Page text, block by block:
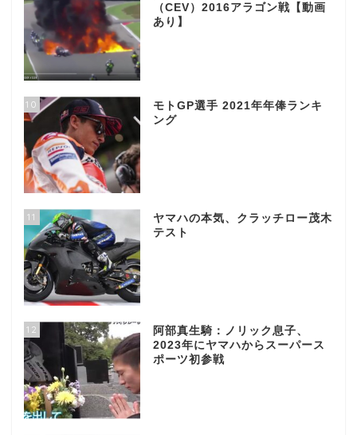
（CEV）2016アラゴン戦【動画
あり】
10
モトGP選手 2021年年俸ランキ
ング
11
ヤマハの本気、クラッチロー茂木
テスト
12
阿部真生騎：ノリック息子、
2023年にヤマハからスーパース
ポーツ初参戦